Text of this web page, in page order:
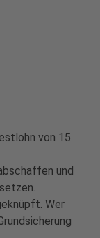
von 15
und
Wer